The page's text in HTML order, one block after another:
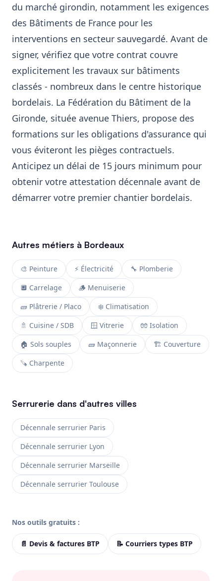
du marché girondin, notamment les exigences
des Bâtiments de France pour les
interventions en secteur sauvegardé. Avant de
signer, vérifiez que votre contrat couvre
explicitement les travaux sur bâtiments
classés - nombreux dans le centre historique
bordelais. La Fédération du Bâtiment de la
Gironde, située avenue Thiers, propose des
formations sur les obligations d'assurance qui
vous éviteront les pièges contractuels.
Anticipez un délai de 15 jours minimum pour
obtenir votre attestation décennale avant de
démarrer votre premier chantier bordelais.
Autres métiers à Bordeaux
🎨 Peinture ⚡ Électricité 🔧 Plomberie
🔲 Carrelage 🪵 Menuiserie
🧱 Plâtrerie / Placo ❄️ Climatisation
🚿 Cuisine / SDB 🪟 Vitrerie 🧤 Isolation
🏠 Sols souples 🧱 Maçonnerie 🏗️ Couverture
🪚 Charpente
Serrurerie dans d'autres villes
Décennale serrurier Paris
Décennale serrurier Lyon
Décennale serrurier Marseille
Décennale serrurier Toulouse
Nos outils gratuits :
📄 Devis & factures BTP 📝 Courriers types BTP